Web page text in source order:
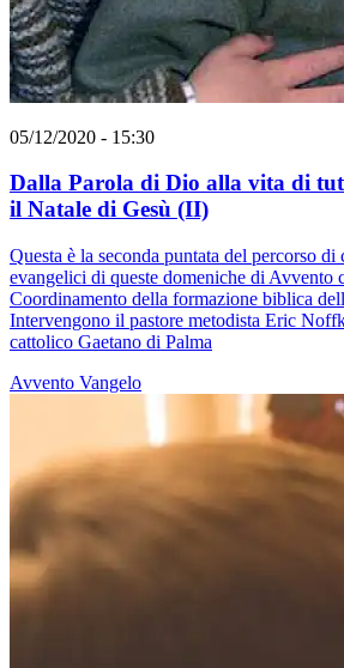
05/12/2020 - 15:30
Dalla Parola di Dio alla vita di
il Natale di Gesù (II)
Questa è la seconda puntata del percorso
evangelici di queste domeniche di Avvento
Coordinamento della formazione biblica
Intervengono il pastore metodista Eric
cattolico Gaetano di Palma
Avvento Vangelo